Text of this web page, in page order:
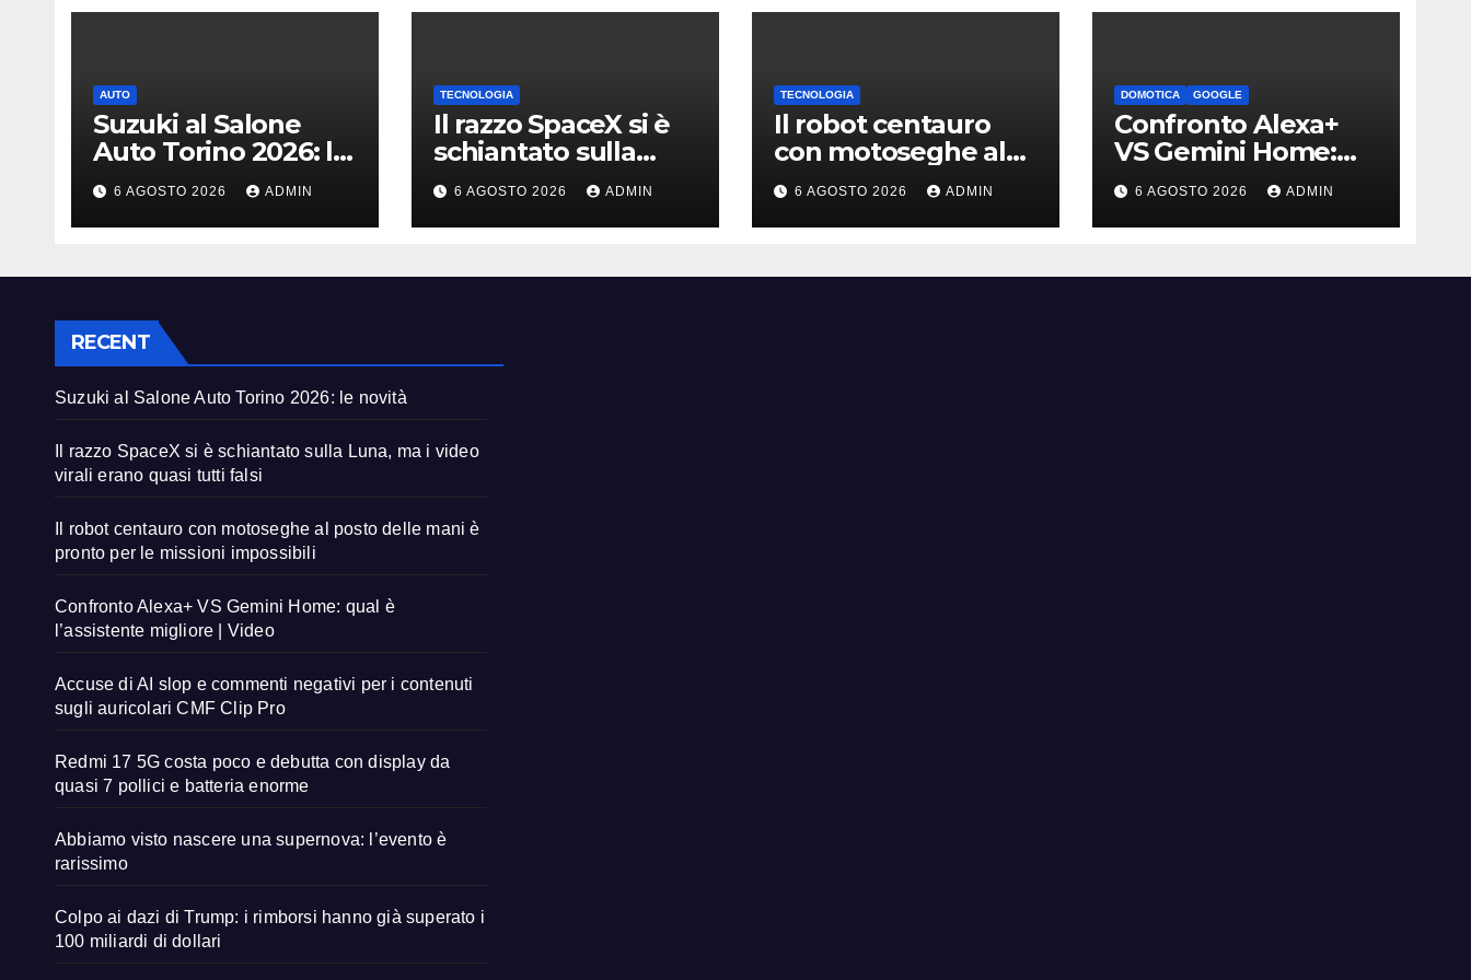
AUTO
Suzuki al Salone
Auto Torino 2026: le
novità
6 AGOSTO 2026 ADMIN
TECNOLOGIA
Il razzo SpaceX si è
schiantato sulla
Luna, ma i video
virali erano quasi
tutti falsi
6 AGOSTO 2026 ADMIN
TECNOLOGIA
Il robot centauro
con motoseghe al
posto delle mani è
pronto per le
missioni impossibili
6 AGOSTO 2026 ADMIN
DOMOTICA GOOGLE
Confronto Alexa+
VS Gemini Home:
qual è l’assistente
migliore | Video
6 AGOSTO 2026 ADMIN
RECENT
Suzuki al Salone Auto Torino 2026: le novità
Il razzo SpaceX si è schiantato sulla Luna, ma i video
virali erano quasi tutti falsi
Il robot centauro con motoseghe al posto delle mani è
pronto per le missioni impossibili
Confronto Alexa+ VS Gemini Home: qual è
l’assistente migliore | Video
Accuse di AI slop e commenti negativi per i contenuti
sugli auricolari CMF Clip Pro
Redmi 17 5G costa poco e debutta con display da
quasi 7 pollici e batteria enorme
Abbiamo visto nascere una supernova: l’evento è
rarissimo
Colpo ai dazi di Trump: i rimborsi hanno già superato i
100 miliardi di dollari